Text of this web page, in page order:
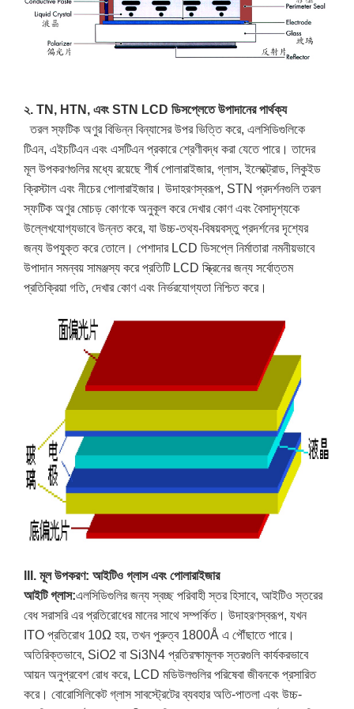
২. TN, HTN, এবং STN LCD ডিসপ্লেতে উপাদানের পার্থক্য
তরল স্ফটিক অণুর বিভিন্ন বিন্যাসের উপর ভিত্তি করে, এলসিডিগুলিকে
টিএন, এইচটিএন এবং এসটিএন প্রকারে শ্রেণীবদ্ধ করা যেতে পারে। তাদের
মূল উপকরণগুলির মধ্যে রয়েছে শীর্ষ পোলারাইজার, গ্লাস, ইলেক্ট্রোড, লিকুইড
ক্রিস্টাল এবং নীচের পোলারাইজার। উদাহরণস্বরূপ, STN প্রদর্শনগুলি তরল
স্ফটিক অণুর মোচড় কোণকে অনুকূল করে দেখার কোণ এবং বৈসাদৃশ্যকে
উল্লেখযোগ্যভাবে উন্নত করে, যা উচ্চ-তথ্য-বিষয়বস্তু প্রদর্শনের দৃশ্যের
জন্য উপযুক্ত করে তোলে। পেশাদার LCD ডিসপ্লে নির্মাতারা নমনীয়ভাবে
উপাদান সমন্বয় সামঞ্জস্য করে প্রতিটি LCD স্ক্রিনের জন্য সর্বোত্তম
প্রতিক্রিয়া গতি, দেখার কোণ এবং নির্ভরযোগ্যতা নিশ্চিত করে।
III. মূল উপকরণ: আইটিও গ্লাস এবং পোলারাইজার
আইটি গ্লাস:এলসিডিগুলির জন্য স্বচ্ছ পরিবাহী স্তর হিসাবে, আইটিও স্তরের
বেধ সরাসরি এর প্রতিরোধের মানের সাথে সম্পর্কিত। উদাহরণস্বরূপ, যখন
ITO প্রতিরোধ 10Ω হয়, তখন পুরুত্ব 1800Å এ পৌঁছাতে পারে।
অতিরিক্তভাবে, SiO2 বা Si3N4 প্রতিরক্ষামূলক স্তরগুলি কার্যকরভাবে
আয়ন অনুপ্রবেশ রোধ করে, LCD মডিউলগুলির পরিষেবা জীবনকে প্রসারিত
করে। বোরোসিলিকেট গ্লাস সাবস্ট্রেটের ব্যবহার অতি-পাতলা এবং উচ্চ-